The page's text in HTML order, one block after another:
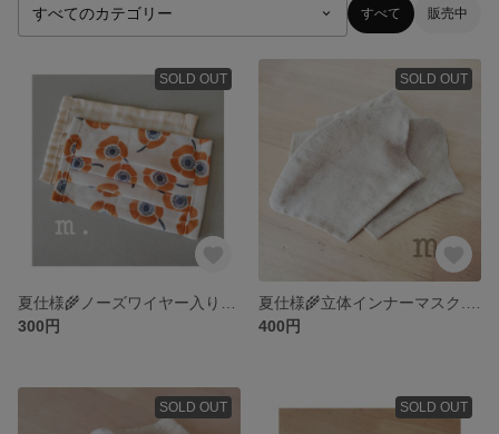
すべて 販売中
SOLD OUT
300円
SOLD OUT
400円
SOLD OUT SOLD OUT